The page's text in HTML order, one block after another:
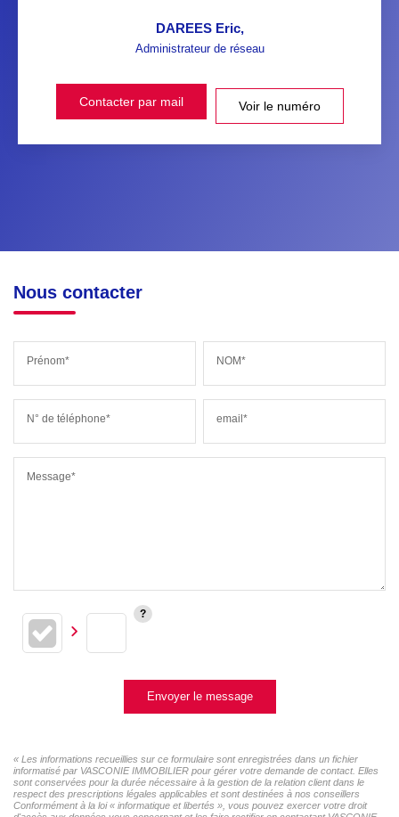
DAREES Eric,
Administrateur de réseau
Contacter par mail Voir le numéro
Nous contacter
Prénom* NOM*
N° de téléphone* email*
Message*
Envoyer le message
« Les informations recueillies sur ce formulaire sont enregistrées dans un fichier
informatisé par VASCONIE IMMOBILIER pour gérer votre demande de contact. Elles
sont conservées pour la durée nécessaire à la gestion de la relation client dans le
respect des prescriptions légales applicables et sont destinées à nos conseillers
Conformément à la loi « informatique et libertés », vous pouvez exercer votre droit